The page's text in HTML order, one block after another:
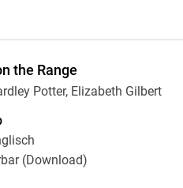
the Range
Potter, Elizabeth Gilbert
(Download)